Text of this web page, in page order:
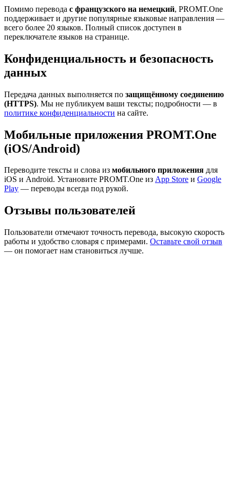
Помимо перевода с французского на немецкий, PROMT.One
поддерживает и другие популярные языковые направления —
всего более 20 языков. Полный список доступен в
переключателе языков на странице.
Конфиденциальность и безопасность
данных
Передача данных выполняется по защищённому соединению
(HTTPS). Мы не публикуем ваши тексты; подробности — в
политике конфиденциальности на сайте.
Мобильные приложения PROMT.One
(iOS/Android)
Переводите тексты и слова из мобильного приложения для
iOS и Android. Установите PROMT.One из App Store и Google
Play — переводы всегда под рукой.
Отзывы пользователей
Пользователи отмечают точность перевода, высокую скорость
работы и удобство словаря с примерами. Оставьте свой отзыв
— он помогает нам становиться лучше.